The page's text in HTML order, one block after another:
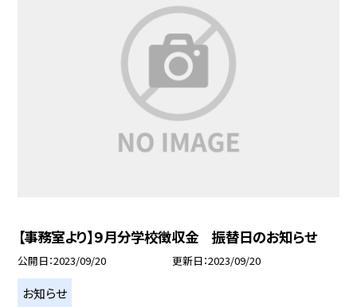
【事務室より】９月分学校徴収金 振替日のお知らせ
公開日 2023/09/20 更新日 2023/09/20
お知らせ